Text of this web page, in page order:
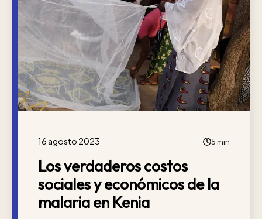
16 agosto 2023 5 min
Los verdaderos costos
sociales y económicos de la
malaria en Kenia